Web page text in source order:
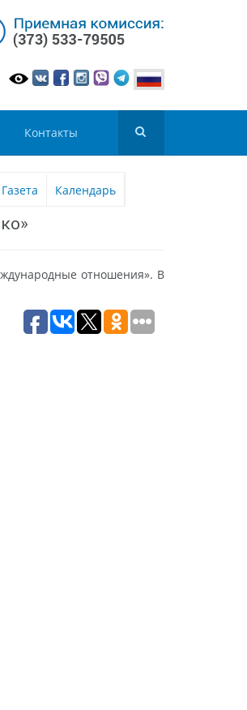
Контакты
Газета Календарь
отношения». В